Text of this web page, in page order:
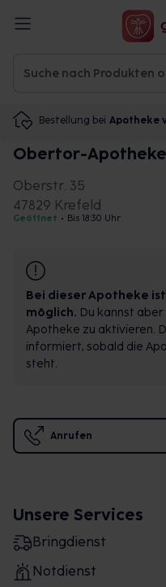
Bestellung bei Apotheke
Obertor-Apotheke
Oberstr. 35
47829 Krefeld
Geöffnet • Bis 18:30 Uhr
Bei dieser Apotheke
möglich. Du kannst
Apotheke zu aktivieren.
informiert, sobald die
steht.
Anrufen
Unsere Services
Bringdienst
Notdienst